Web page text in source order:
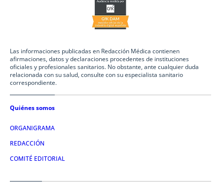
Las informaciones publicadas en Redacción Médica contienen
afirmaciones, datos y declaraciones procedentes de instituciones
oficiales y profesionales sanitarios. No obstante, ante cualquier duda
relacionada con su salud, consulte con su especialista sanitario
correspondiente.
Quiénes somos
ORGANIGRAMA
REDACCIÓN
COMITÉ EDITORIAL